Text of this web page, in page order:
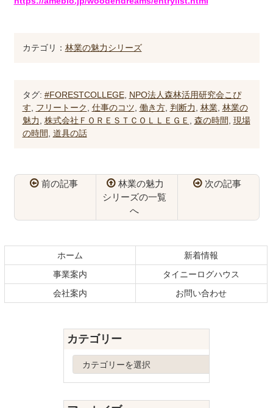
カテゴリ： 林業の魅力シリーズ
タグ: #FORESTCOLLEGE, NPO法人森林活用研究会こぴ
す, フリートーク, 仕事のコツ, 働き方, 判断力, 林業, 林業の
魅力, 株式会社ＦＯＲＥＳＴＣＯＬＬＥＧＥ , 森の時間, 現場
の時間, 道具の話
前の記事
林業の魅力
シリーズの一覧
へ
次の記事
ン
文
の
へ
ホーム
新着情報
事業案内
タイニーログハウス
会社案内
お問い合わせ
カテゴリー
ゴ
リ